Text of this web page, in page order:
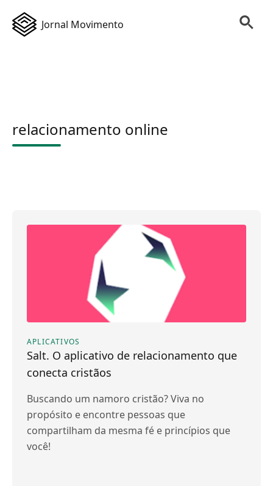
Jornal Movimento
relacionamento online
APLICATIVOS
Salt. O aplicativo de relacionamento que
conecta cristãos
Buscando um namoro cristão? Viva no
propósito e encontre pessoas que
compartilham da mesma fé e princípios que
você!